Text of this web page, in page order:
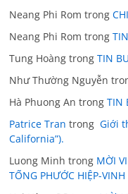
Neang Phi Rom trong
Neang Phi Rom trong
Tung Hoàng trongTIN
Như Thường Nguyễn
Hà Phuong An trongTIN
Patrice Tran trong Giới
California”).
Luong Minh trong MỜI
TỐNG PHƯỚC HIỆP-VINH